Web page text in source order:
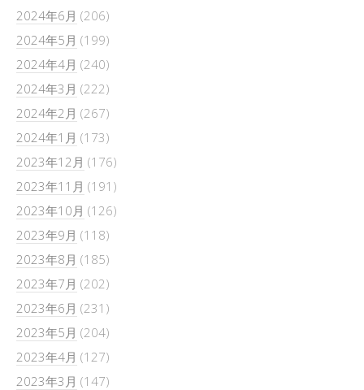
2024年6月 (206)
2024年5月 (199)
2024年4月 (240)
2024年3月 (222)
2024年2月 (267)
2024年1月 (173)
2023年12月 (176)
2023年11月 (191)
2023年10月 (126)
2023年9月 (118)
2023年8月 (185)
2023年7月 (202)
2023年6月 (231)
2023年5月 (204)
2023年4月 (127)
2023年3月 (147)